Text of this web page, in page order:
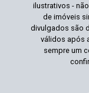
ilustrativos -
de imóveis
divulgados são
válidos após
sempre um